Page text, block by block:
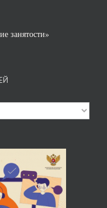
занятости»